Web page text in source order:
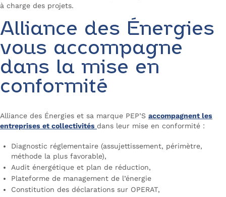
à charge des projets.
Alliance des Énergies
vous accompagne
dans la mise en
conformité
Alliance des Énergies et sa marque PEP’S accompagnent les
entreprises et collectivités dans leur mise en conformité :
Diagnostic réglementaire (assujettissement, périmètre,
méthode la plus favorable),
Audit énergétique et plan de réduction,
Plateforme de management de l’énergie
Constitution des déclarations sur OPERAT,